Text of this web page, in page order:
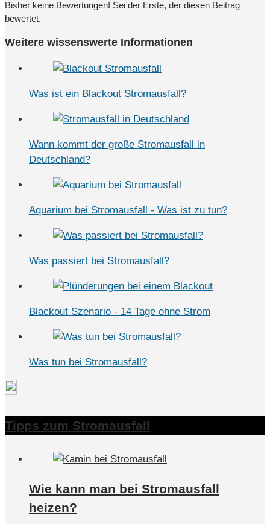
Bisher keine Bewertungen! Sei der Erste, der diesen Beitrag
bewertet.
Weitere wissenswerte Informationen
Was ist ein Blackout Stromausfall?
Wann kommt der große Stromausfall in
Deutschland?
Aquarium bei Stromausfall - Was ist zu tun?
Was passiert bei Stromausfall?
Blackout Szenario - 14 Tage ohne Strom
Was tun bei Stromausfall?
Tipps zum Stromausfall
Wie kann man bei Stromausfall
heizen?